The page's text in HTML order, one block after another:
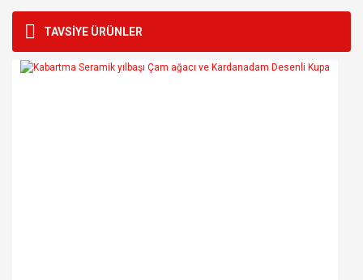
Bu ürüne ilk yorumu siz yapın!
kullanarak tarafımıza iletebilirsiniz.
Görüş ve önerileriniz için teşekkür ederiz.
TAVSİYE ÜRÜNLER